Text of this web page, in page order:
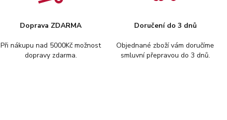
Doprava ZDARMA
Při nákupu nad 5000Kč možnost
dopravy zdarma.
Doručení do 3 dnů
Objednané zboží vám doručíme
smluvní přepravou do 3 dnů.